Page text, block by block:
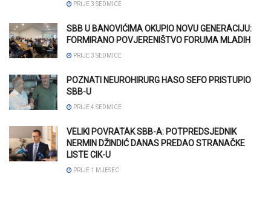
PRIJE 3 SEDMICE
SBB U BANOVIĆIMA OKUPIO NOVU GENERACIJU:
FORMIRANO POVJERENIŠTVO FORUMA MLADIH
PRIJE 3 SEDMICE
POZNATI NEUROHIRURG HASO SEFO PRISTUPIO
SBB-U
PRIJE 4 SEDMICE
VELIKI POVRATAK SBB-A: POTPREDSJEDNIK
NERMIN DŽINDIĆ DANAS PREDAO STRANAČKE
LISTE CIK-U
PRIJE 1 MJESEC